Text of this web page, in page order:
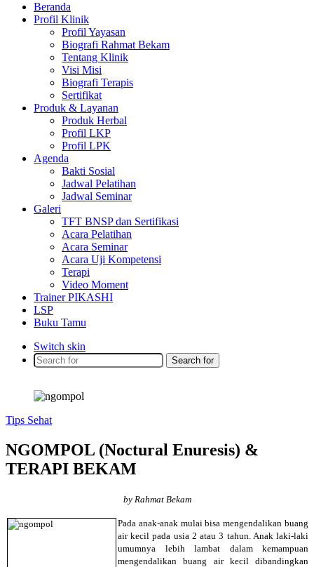
Beranda
Profil Klinik
Profil Yayasan
Biografi Rahmat Bekam
Tentang Klinik
Visi Misi
Biografi Terapis
Sertifikat
Produk & Layanan
Produk Herbal
Profil LKP
Profil LPK
Agenda
Bakti Sosial
Jadwal Pelatihan
Jadwal Seminar
Galeri
TFT BNSP dan Sertifikasi
Acara Pelatihan
Acara Seminar
Acara Uji Kompetensi
Terapi
Video Moment
Trainer PIKASHI
LSP
Buku Tamu
Switch skin
Search for
Tips Sehat
NGOMPOL (Noctural Enuresis) &
TERAPI BEKAM
by Rahmat Bekam
Pada anak-anak mulai bisa mengendalikan buang
air kecil pada usia 2 atau 3 tahun. Anak laki-laki
umumnya lebih lambat dalam kemampuan
mengendalikan buang air kecil dibandingkan